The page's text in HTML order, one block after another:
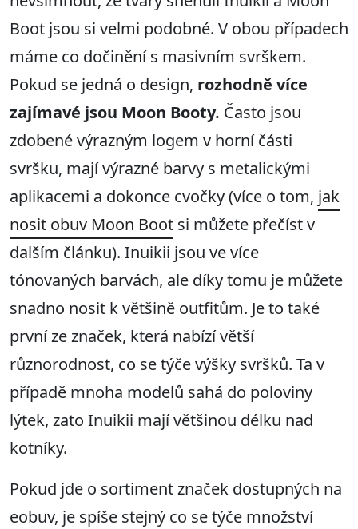
Boot jsou si velmi podobné. V obou případech
máme co dočinění s masivním svrškem.
Pokud se jedná o design, rozhodně více
zajímavé jsou Moon Booty. Často jsou
zdobené výrazným logem v horní části
svršku, mají výrazné barvy s metalickými
aplikacemi a dokonce cvočky (více o tom, jak
nosit obuv Moon Boot si můžete přečíst v
dalším článku). Inuikii jsou ve více
tónovaných barvách, ale díky tomu je můžete
snadno nosit k většině outfitům. Je to také
první ze značek, která nabízí větší
různorodnost, co se týče výšky svršků. Ta v
případě mnoha modelů sahá do poloviny
lýtek, zato Inuikii mají většinou délku nad
kotníky.
Pokud jde o sortiment značek dostupných na
eobuv, je spíše stejný co se týče množství